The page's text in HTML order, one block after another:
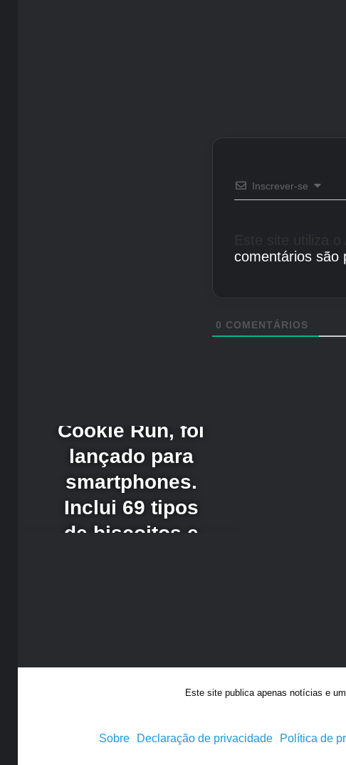
Inscrever-se
comentários são
0 COMENTÁRIOS
Este site publica apenas notícias e
Sobre Declaração de privacidade Política de